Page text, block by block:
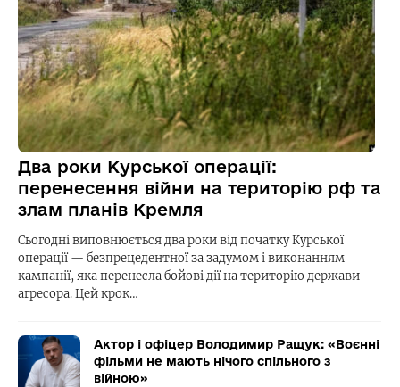
Два роки Курської операції:
перенесення війни на територію рф та
злам планів Кремля
Сьогодні виповнюється два роки від початку Курської
операції — безпрецедентної за задумом і виконанням
кампанії, яка перенесла бойові дії на територію держави-
агресора. Цей крок…
Актор і офіцер Володимир Ращук: «Воєнні
фільми не мають нічого спільного з
війною»